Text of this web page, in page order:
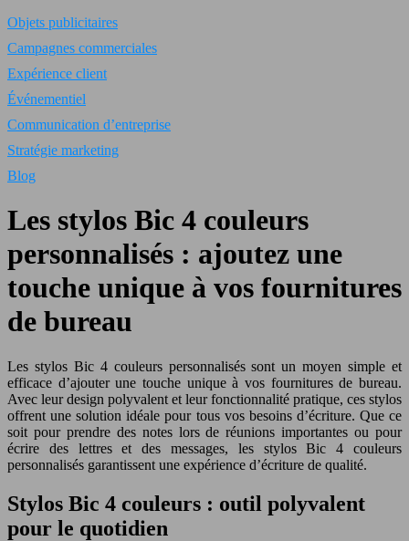
Objets publicitaires
Campagnes commerciales
Expérience client
Événementiel
Communication d’entreprise
Stratégie marketing
Blog
Les stylos Bic 4 couleurs
personnalisés : ajoutez une
touche unique à vos fournitures
de bureau
Les stylos Bic 4 couleurs personnalisés sont un moyen simple et
efficace d’ajouter une touche unique à vos fournitures de bureau.
Avec leur design polyvalent et leur fonctionnalité pratique, ces stylos
offrent une solution idéale pour tous vos besoins d’écriture. Que ce
soit pour prendre des notes lors de réunions importantes ou pour
écrire des lettres et des messages, les stylos Bic 4 couleurs
personnalisés garantissent une expérience d’écriture de qualité.
Stylos Bic 4 couleurs : outil polyvalent
pour le quotidien